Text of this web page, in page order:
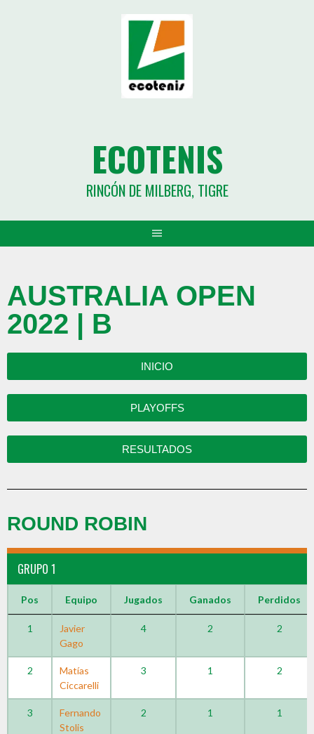
ECOTENIS
RINCÓN DE MILBERG, TIGRE
AUSTRALIA OPEN
2022 | B
INICIO
PLAYOFFS
RESULTADOS
ROUND ROBIN
GRUPO 1
Pos Equipo Jugados Ganados Perdidos
1
Javier
Gago
4 2 2
2
Matías
Ciccarelli
3 1 2
3
Fernando
Stolis
2 1 1